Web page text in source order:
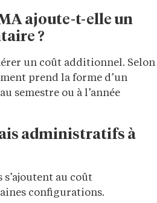
ajoute-t-elle un
?
un coût additionnel. Selon
prend la forme d’un
semestre ou à l’année
administratifs à
au coût
configurations.